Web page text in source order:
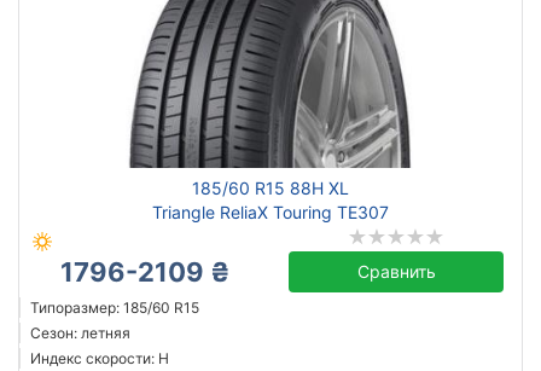
185/60 R15 88H XL
Triangle ReliaX Touring TE307
1796-2109 ₴ Сравнить
Типоразмер: 185/60 R15
Сезон: летняя
Индекс скорости: H